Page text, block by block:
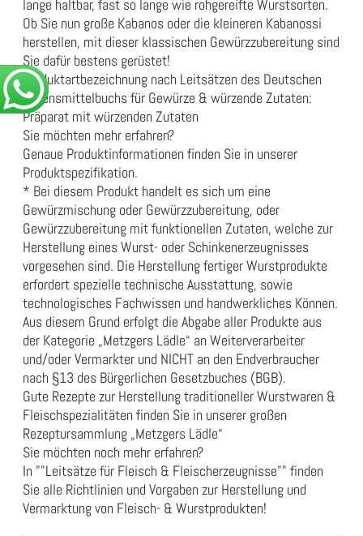
lange haltbar, fast so lange wie rohgereifte Wurstsorten.
Ob Sie nun große Kabanos oder die kleineren Kabanossi
herstellen, mit dieser klassischen Gewürzzubereitung sind
Sie dafür bestens gerüstet!
Produktartbezeichnung nach Leitsätzen des Deutschen
Lebensmittelbuchs für Gewürze & würzende Zutaten:
Präparat mit würzenden Zutaten
Sie möchten mehr erfahren?
Genaue Produktinformationen finden Sie in unserer
Produktspezifikation.
* Bei diesem Produkt handelt es sich um eine
Gewürzmischung oder Gewürzzubereitung, oder
Gewürzzubereitung mit funktionellen Zutaten, welche zur
Herstellung eines Wurst- oder Schinkenerzeugnisses
vorgesehen sind. Die Herstellung fertiger Wurstprodukte
erfordert spezielle technische Ausstattung, sowie
technologisches Fachwissen und handwerkliches Können.
Aus diesem Grund erfolgt die Abgabe aller Produkte aus
der Kategorie „Metzgers Lädle“ an Weiterverarbeiter
und/oder Vermarkter und NICHT an den Endverbraucher
nach §13 des Bürgerlichen Gesetzbuches (BGB).
Gute Rezepte zur Herstellung traditioneller Wurstwaren &
Fleischspezialitäten finden Sie in unserer großen
Rezeptursammlung „Metzgers Lädle“
Sie möchten noch mehr erfahren?
In ""Leitsätze für Fleisch & Fleischerzeugnisse"" finden
Sie alle Richtlinien und Vorgaben zur Herstellung und
Vermarktung von Fleisch- & Wurstprodukten!